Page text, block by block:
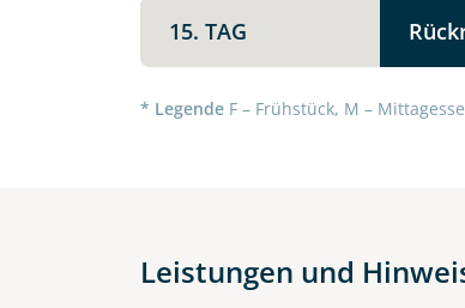
15. TAG
* Legende F – Frühstück, M –
Leistungen und